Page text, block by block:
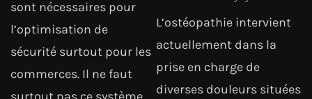
sont nécessaires pour
l’optimisation de
sécurité surtout pour les
commerces. Il ne faut
L’ostéopathie intervient
actuellement dans la
prise en charge de
diverses douleurs situées